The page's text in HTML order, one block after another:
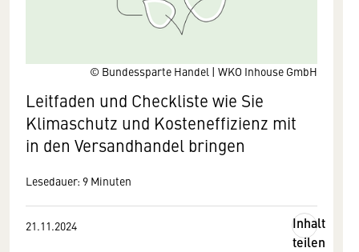
© Bundessparte Handel | WKO Inhouse GmbH
Leitfaden und Checkliste wie Sie
Klimaschutz und Kosteneffizienz mit
in den Versandhandel bringen
Lesedauer: 9 Minuten
21.11.2024
Inhalt
teilen